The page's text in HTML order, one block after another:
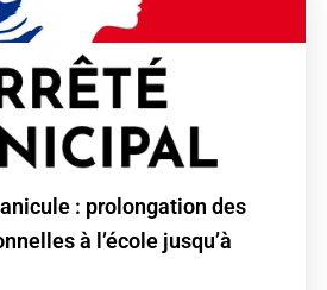
: prolongation des
à l’école jusqu’à